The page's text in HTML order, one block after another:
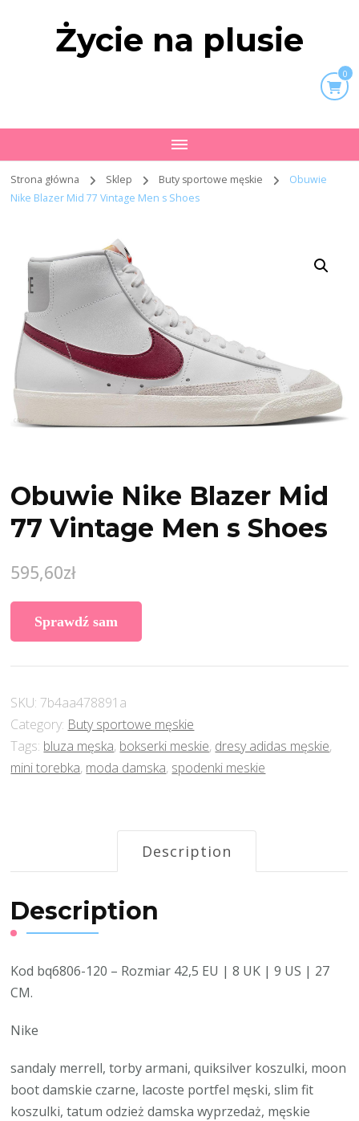
Życie na plusie
0
Strona główna Sklep Buty sportowe męskie
Obuwie
Nike Blazer Mid 77 Vintage Men s Shoes
Obuwie Nike Blazer Mid
77 Vintage Men s Shoes
595,60zł
Sprawdź sam
SKU: 7b4aa478891a
Category: Buty sportowe męskie
Tags: bluza męska, bokserki meskie, dresy adidas męskie,
mini torebka, moda damska, spodenki meskie
Description
Description
Kod bq6806-120 – Rozmiar 42,5 EU | 8 UK | 9 US | 27
CM.
Nike
sandaly merrell, torby armani, quiksilver koszulki, moon
boot damskie czarne, lacoste portfel męski, slim fit
koszulki, tatum odzież damska wyprzedaż, męskie